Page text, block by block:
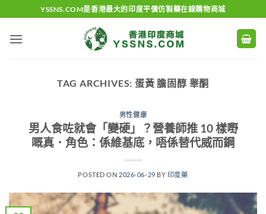
to
content
YSSNS.COM是香港最大的印度平價仿製藥在線購物商城
TAG ARCHIVES: 蛋黃 膽固醇 睾酮
男性健康
男人食咗就會「變硬」？營養師推 10 樣嘢
嘅真．角色：係維基底，唔係替代威而鋼
POSTED ON 2026-06-29 BY 印度藥